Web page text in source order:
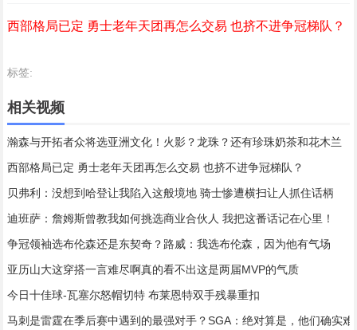
西部格局已定 勇士老年天团再怎么交易 也挤不进争冠梯队？
标签:
相关视频
瀚森与开拓者众将选亚洲文化！火影？龙珠？还有珍珠奶茶和花木兰
西部格局已定 勇士老年天团再怎么交易 也挤不进争冠梯队？
贝弗利：没想到哈登让我陷入这般境地 骑士惨遭横扫让人抓住话柄
迪班萨：詹姆斯曾教我如何挑选商业合伙人 我把这番话记在心里！
争冠领袖选布伦森还是东契奇？路威：我选布伦森，因为他有气场
亚历山大这穿搭一言难尽啊真的看不出这是两届MVP的气质
今日十佳球-瓦塞尔怒帽切特 布莱恩特双手残暴重扣
马刺是雷霆在季后赛中遇到的最强对手？SGA：绝对算是，他们确实难